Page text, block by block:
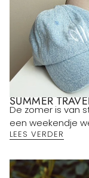
SUMMER
De zomer is van
een weekendje
LEES VERDER